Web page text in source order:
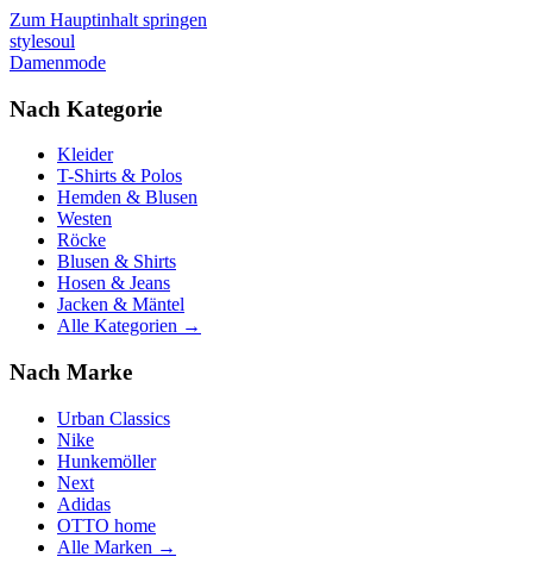
Zum Hauptinhalt springen
stylesoul
Damenmode
Nach Kategorie
Kleider
T-Shirts & Polos
Hemden & Blusen
Westen
Röcke
Blusen & Shirts
Hosen & Jeans
Jacken & Mäntel
Alle Kategorien →
Nach Marke
Urban Classics
Nike
Hunkemöller
Next
Adidas
OTTO home
Alle Marken →